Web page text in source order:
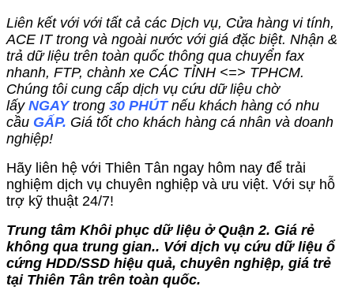
Liên kết với với tất cả các Dịch vụ, Cửa hàng vi tính,
ACE IT trong và ngoài nước với giá đặc biệt. Nhận &
trả dữ liệu trên toàn quốc thông qua chuyển fax
nhanh, FTP, chành xe CÁC TỈNH <=> TPHCM.
Chúng tôi cung cấp dịch vụ cứu dữ liệu chờ
lấy NGAYtrong 30 PHÚTnếu khách hàng có nhu
cầu GẤP. Giá tốt cho khách hàng cá nhân và doanh
nghiệp!
Hãy liên hệ với Thiên Tân ngay hôm nay để trải
nghiệm dịch vụ chuyên nghiệp và ưu việt. Với sự hỗ
trợ kỹ thuật 24/7!
Trung tâm Khôi phục dữ liệu ở Quận 2. Giá rẻ
không qua trung gian.. Với dịch vụ cứu dữ liệu ổ
cứng HDD/SSD hiệu quả, chuyên nghiệp, giá trẻ
tại Thiên Tân trên toàn quốc.